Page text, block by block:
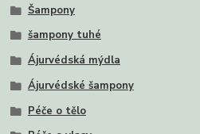
Šampony
šampony tuhé
Ájurvédská mýdla
Ájurvédské šampony
Péče o tělo